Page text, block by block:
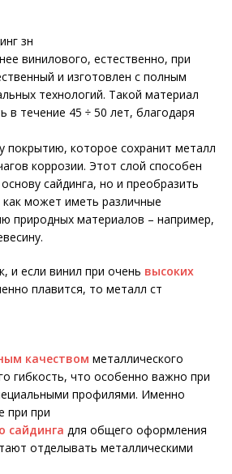
зн
винилового, естественно, при
и изготовлен с полным
технологий. Такой материал
в течение 45 ÷ 50 лет, благодаря
покрытию, которое сохранит металл
коррозии. Этот слой способен
сайдинга, но и преобразить
как может иметь различные
природных материалов – например,
и если винил при очень высоких
плавится, то металл ст
качеством металлического
гибкость, что особенно важно при
профилями. Именно
при при
сайдинга для общего оформления
отделывать металлическими